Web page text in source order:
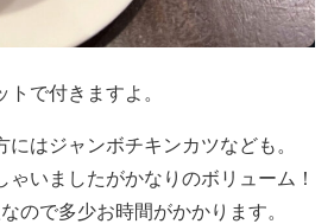
で付きますよ。
はジャンボチキンカツなども。
いましたがかなりのボリューム！
ので多少お時間がかかります。